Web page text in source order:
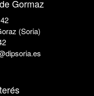
Gormaz
(Soria)